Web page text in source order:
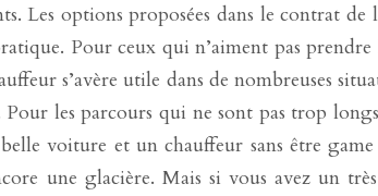
Les options proposées dans le contrat
Pour ceux qui n’aiment pas
s’avère utile dans de nombreuses
les parcours qui ne sont pas trop
voiture et un chauffeur sans être
une glacière. Mais si vous avez un